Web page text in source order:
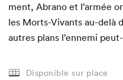
ment, Abra­no et l’armée
les Morts-Vivants au-delà
autres plans l’ennemi
Disponible sur place